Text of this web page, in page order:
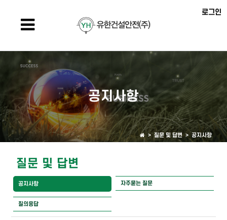
로그인
공지사항
> 질문 및 답변 >공지사항
질문 및 답변
공지사항 자주묻는 질문
질의응답